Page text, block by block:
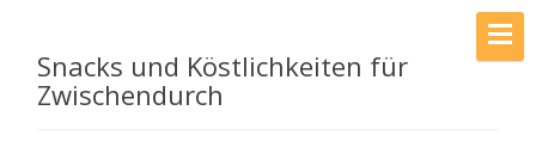
Snacks und Köstlichkeiten für
Zwischendurch